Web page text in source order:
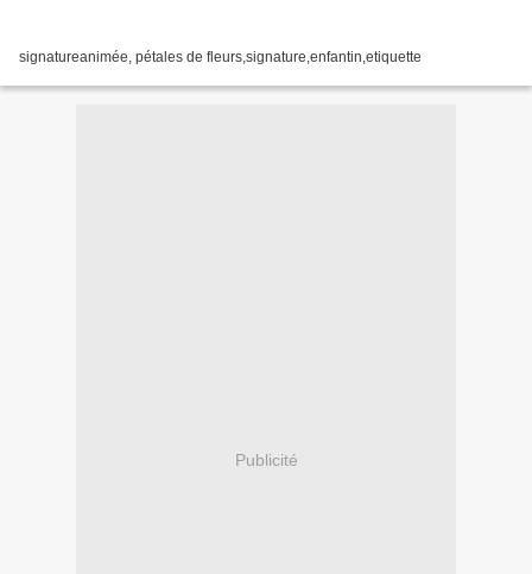
signatureanimée, pétales de fleurs,signature,enfantin,etiquette
Publicité